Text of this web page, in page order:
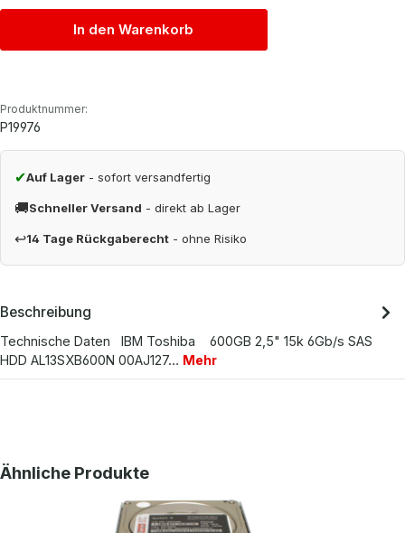
In den Warenkorb
Produktnummer:
P19976
✔Auf Lager - sofort versandfertig
🚚Schneller Versand - direkt ab Lager
↩14 Tage Rückgaberecht - ohne Risiko
Beschreibung
Technische Daten IBM Toshiba 600GB 2,5" 15k 6Gb/s SAS
HDD AL13SXB600N 00AJ127… Mehr
Produktgalerie überspringen
Ähnliche Produkte